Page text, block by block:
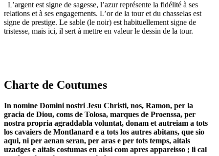
L’argent est signe de sagesse, l’azur représente la fidélité à ses
relations et à ses engagements. L’or de la tour et du chasselas est
signe de prestige. Le sable (le noir) est habituellement signe de
tristesse, mais ici, il sert à mettre en valeur le dessin de la tour.
Charte de Coutumes
In nomine Domini nostri Jesu Christi, nos, Ramon, per la
gracia de Diou, coms de Tolosa, marques de Proenssa, per
nostra propria agraddabla voluntat, donam et autreiam a tots
los cavaiers de Montlanard e a tots los autres abitans, que sio
aqui, ni per aenan seran, per aras e per tots temps, aitals
uzadges e aitals costumas en aissi com apres appareisso ; li cal